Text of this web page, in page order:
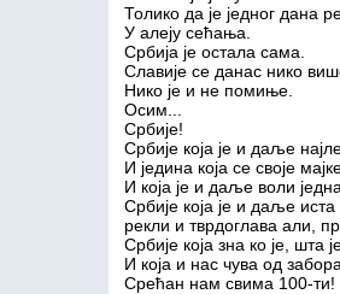
Толико да је једног дана
У алеју сећања.
Србија је остала сама.
Славије се данас нико
Нико је и не помиње.
Осим...
Србије!
Србије која је и даље
И једина која се своје
И која је и даље воли
Србије која је и даље
рекли и тврдоглава али,
Србије која зна ко је, шта
И која и нас чува од
Срећан нам свима 100-ти!